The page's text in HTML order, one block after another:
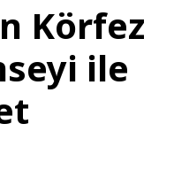
Körfez
ile